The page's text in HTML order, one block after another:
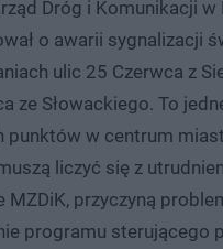
Dróg i Komunikacji w
o awarii sygnalizacji
ulic 25 Czerwca z
ze Słowackiego. To
punktów w centrum
liczyć się z
MZDiK, przyczyną
programu sterującego